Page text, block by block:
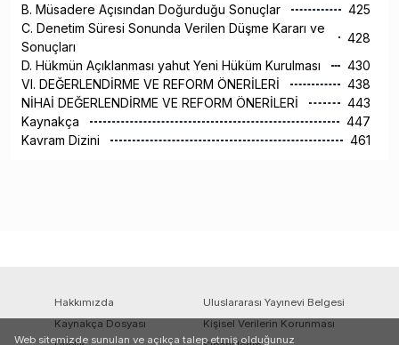
B. Müsadere Açısından Doğurduğu Sonuçlar
425
C. Denetim Süresi Sonunda Verilen Düşme Kararı ve
Sonuçları
428
D. Hükmün Açıklanması yahut Yeni Hüküm Kurulması
430
VI. DEĞERLENDİRME VE REFORM ÖNERİLERİ
438
NİHAİ DEĞERLENDİRME VE REFORM ÖNERİLERİ
443
Kaynakça
447
Kavram Dizini
461
Hakkımızda
Uluslararası Yayınevi Belgesi
Kaynakça Dosyası
Kişisel Verilerin Korunması
Web sitemizde sunulan ve açıkça talep etmiş olduğunuz